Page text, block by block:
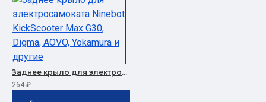
Заднее крыло для электросамоката Ninebot KickScooter Max G30, Digma, AOVO, Yokamura и другие
264 ₽